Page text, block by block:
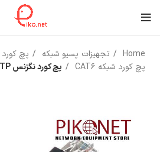
Home تجهیزات پسیو شبکه
پچ
پچ کورد شبکه CAT6
پچ کورد نگزنس CAT6 SFTP پنج متری